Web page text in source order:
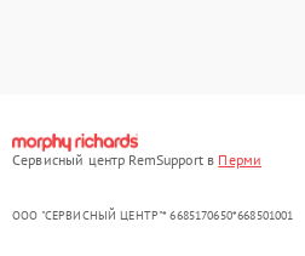
Сервисный центр RemSupport в Перми
ООО "СЕРВИСНЫЙ ЦЕНТР"* 6685170650*668501001